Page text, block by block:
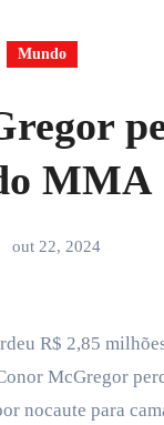
Mundo
MMA
out 22, 2024
R$ 2,85
McGregor
nocaute para